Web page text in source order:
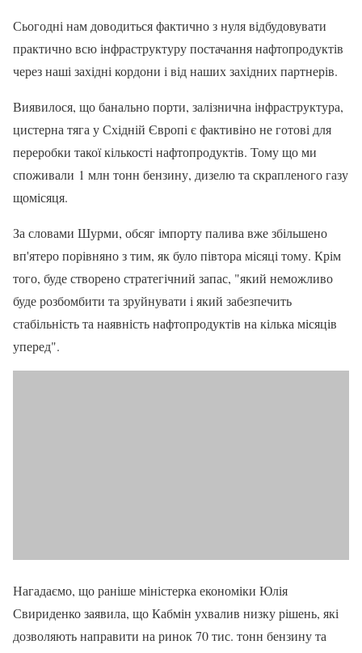
Сьогодні нам доводиться фактично з нуля відбудовувати
практично всю інфраструктуру постачання нафтопродуктів
через наші західні кордони і від наших західних партнерів.
Виявилося, що банально порти, залізнична інфраструктура,
цистерна тяга у Східній Європі є фактивіно не готові для
переробки такої кількості нафтопродуктів. Тому що ми
споживали 1 млн тонн бензину, дизелю та скрапленого газу
щомісяця.
За словами Шурми, обсяг імпорту палива вже збільшено
вп'ятеро порівняно з тим, як було півтора місяці тому. Крім
того, буде створено стратегічний запас, "який неможливо
буде розбомбити та зруйнувати і який забезпечить
стабільність та наявність нафтопродуктів на кілька місяців
уперед".
Нагадаємо, що раніше міністерка економіки Юлія
Свириденко заявила, що Кабмін ухвалив низку рішень, які
дозволяють направити на ринок 70 тис. тонн бензину та